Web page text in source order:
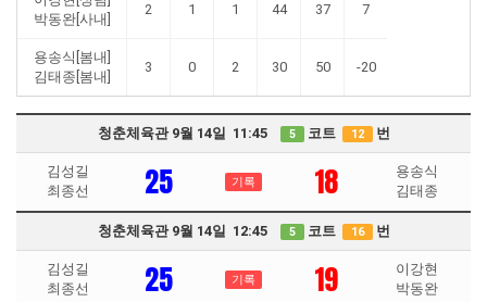
박동완[사내]
2 1 1 44 37 7
용송식[봄내]
김태종[봄내]
3 0 2 30 50 -20
청춘체육관 9월 14일 11:45 5 코트 12 번
김성길
최종선
25 기록 18
용송식
김태종
청춘체육관 9월 14일 12:45 5 코트 16 번
김성길
최종선
25 기록 19
이강현
박동완